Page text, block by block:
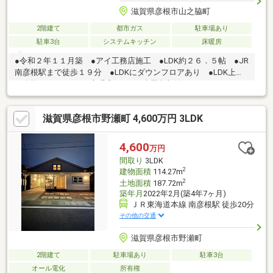
滋賀県彦根市山之脇町
2階建て 都市ガス
駐車場あり
駐車3台
システムキッチン 床暖房
●令和２年１１月築 ●アイ工務店施工 ●LDK約２６．５帖 ●JR
南彦根駅まで徒歩１９分 ●LDKにダウンフロアあり ●LDK上部
パントリーあり ●納戸あり ■駐車３台可能（駐車台数は車種に
よる。） ■敷地内に電柱、支線あり
滋賀県彦根市野瀬町 4,600万円 3LDK
4,600万円
間取り 3LDK
建物面積114.27m2
土地面積187.72m2
築年月 2022年2月(築4年7ヶ月)
ＪＲ東海道本線 南彦根駅 徒歩20分
その他の交通
滋賀県彦根市野瀬町
2階建て 駐車場あり
駐車3台
オール電化
所有権